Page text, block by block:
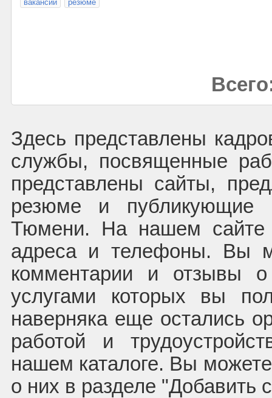
вакансии резюме
Здесь представлены
службы, посвященные
представлены сайты,
резюме и публикующие
Тюмени. На нашем сайте
адреса и телефоны. Вы
комментарии и отзывы о
услугами которых вы
наверняка еще остались
работой и
нашем каталоге. Вы
о них в разделе "Добавить